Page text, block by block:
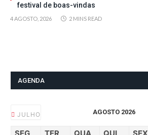
festival de boas-vindas
4 AGOSTO, 2026 2 MINS READ
AGENDA
JULHO AGOSTO 2026
SEG TER QUA QUI SEX